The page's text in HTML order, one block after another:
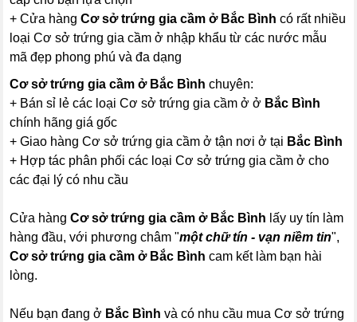
+ Cửa hàngCơ sở trứng gia cầm ở Bắc Bình có rất nhiều
loại Cơ sở trứng gia cầm ở nhập khẩu từ các nước mẫu
mã đẹp phong phú và đa dạng
Cơ sở trứng gia cầm ở Bắc Bìnhchuyên:
+ Bán sỉ lẻ các loại Cơ sở trứng gia cầm ở ở Bắc Bình
chính hãng giá gốc
+ Giao hàng Cơ sở trứng gia cầm ở tận nơi ở tại Bắc Bình
+ Hợp tác phân phối các loại Cơ sở trứng gia cầm ở cho
các đại lý có nhu cầu
Cửa hàngCơ sở trứng gia cầm ở Bắc Bình lấy uy tín làm
hàng đầu, với phương châm "một chữ tín - vạn niềm tin",
Cơ sở trứng gia cầm ở Bắc Bình cam kết làm bạn hài
lòng.
Nếu bạn đang ở Bắc Bình và có nhu cầu mua Cơ sở trứng